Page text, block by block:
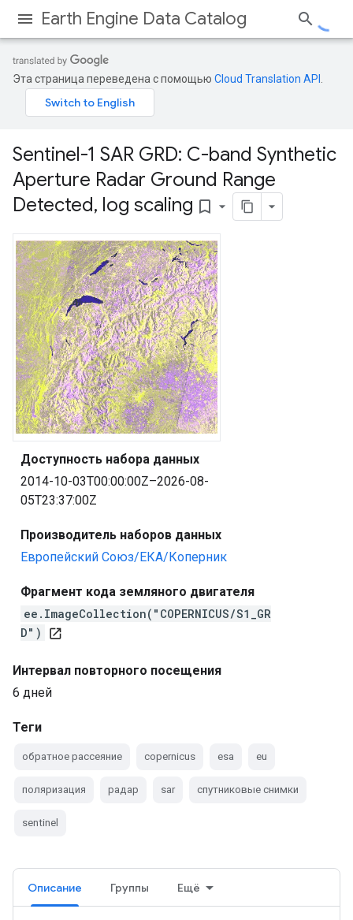
Earth Engine Data Catalog
Эта страница переведена с помощью Cloud Translation API
Sentinel-1 SAR GRD: C-band Synthetic
Aperture Radar Ground Range
Detected, log scaling bookmark_border
Доступность набора данных
2014-10-03T00:00:00Z–2026-08-
05T23:37:00Z
Производитель наборов данных
Европейский Союз/ЕКА/Коперник
Фрагмент кода земляного двигателя
ee.ImageCollection("COPERNICUS/S1_GR
D")
open_in_new
Интервал повторного посещения
6 дней
Теги
обратное рассеяние copernicus esa eu
поляризация радар sar спутниковые снимки
sentinel
Описание Группы Ещё